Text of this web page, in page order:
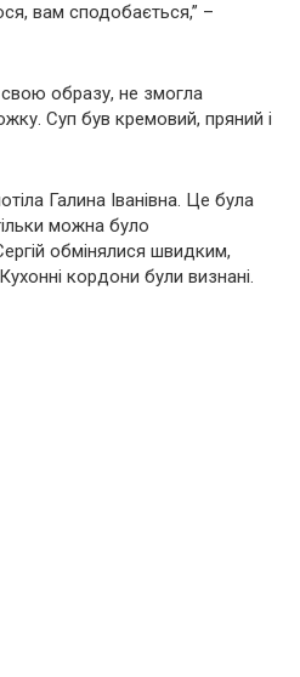
вам сподобається,” –
образу, не змогла
Суп був кремовий, пряний і
Галина Іванівна. Це була
можна було
обмінялися швидким,
кордони були визнані.